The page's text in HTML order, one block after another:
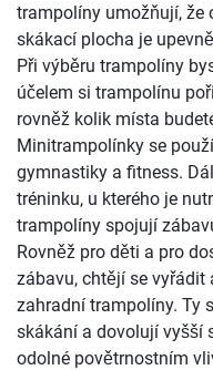
trampolíny umožňují, že
skákací plocha je
Při výběru trampolíny
účelem si trampolínu
rovněž kolik místa
Minitrampolínky se
gymnastiky a fitness.
tréninku, u kterého je
trampolíny spojují
Rovněž pro děti a pro
zábavu, chtějí se vyřádit
zahradní trampolíny. Ty
skákání a dovolují vyšší
odolné povětrnostním